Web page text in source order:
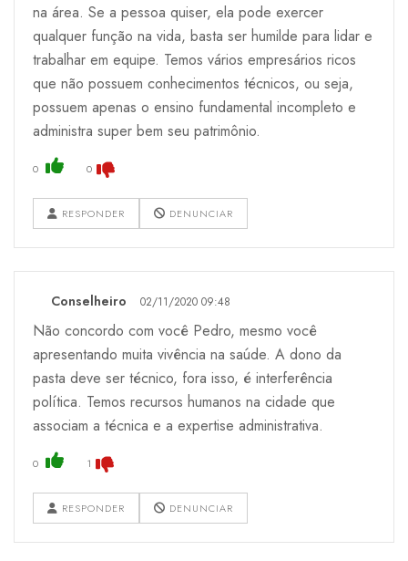
na área. Se a pessoa quiser, ela pode exercer
qualquer função na vida, basta ser humilde para lidar e
trabalhar em equipe. Temos vários empresários ricos
que não possuem conhecimentos técnicos, ou seja,
possuem apenas o ensino fundamental incompleto e
administra super bem seu patrimônio.
0 0
RESPONDER DENUNCIAR
Conselheiro 02/11/2020 09:48
Não concordo com você Pedro, mesmo você
apresentando muita vivência na saúde. A dono da
pasta deve ser técnico, fora isso, é interferência
política. Temos recursos humanos na cidade que
associam a técnica e a expertise administrativa.
0 1
RESPONDER DENUNCIAR